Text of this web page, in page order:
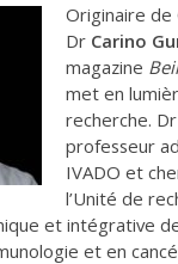
Originaire de
Dr Carino
magazine
met en
recherche.
professeur
IVADO et
l’Unité de
et intégrative
et en